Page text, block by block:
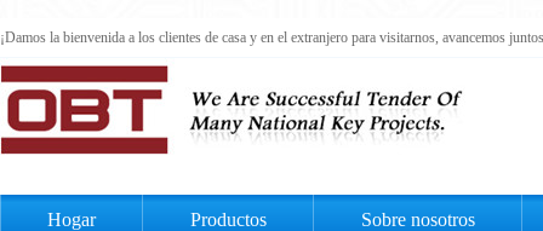
¡Damos la bienvenida a los clientes de casa y en el extranjero para visitarnos, avancemos
Hogar Productos Sobre nosotros